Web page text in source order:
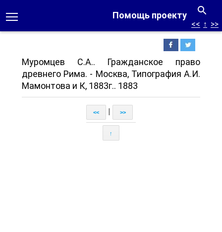
Помощь проекту
<< ↑ >>
Муромцев С.А.. Гражданское право
древнего Рима. - Москва, Типография А.И.
Мамонтова и К, 1883г.. 1883
<< >>
↑